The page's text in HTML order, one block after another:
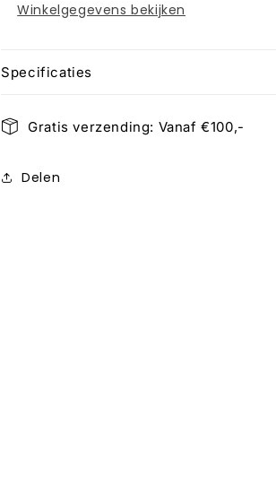
Winkelgegevens bekijken
Specificaties
Gratis verzending: Vanaf €100,-
Delen